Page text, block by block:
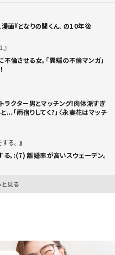
画『となりの関くん』の10年後
倫させる女。「異端の不倫マンガ」
ラクター男とマッチング!肉体派すぎ
...「雨宿りしてく?」〈永妻花はマッチ
る。
。:(7) 離婚率が高いスウェーデン。
と見る